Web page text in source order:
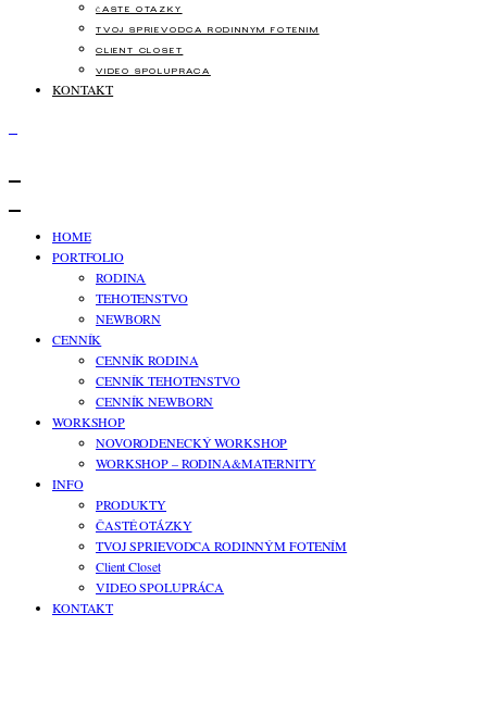
ČASTÉ OTÁZKY
TVOJ SPRIEVODCA RODINNÝM FOTENÍM
CLIENT CLOSET
VIDEO SPOLUPRÁCA
KONTAKT
HOME
PORTFOLIO
RODINA
TEHOTENSTVO
NEWBORN
CENNÍK
CENNÍK RODINA
CENNÍK TEHOTENSTVO
CENNÍK NEWBORN
WORKSHOP
NOVORODENECKÝ WORKSHOP
WORKSHOP – RODINA&MATERNITY
INFO
PRODUKTY
ČASTÉ OTÁZKY
TVOJ SPRIEVODCA RODINNÝM FOTENÍM
Client Closet
VIDEO SPOLUPRÁCA
KONTAKT